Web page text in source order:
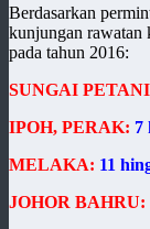
Berdasarkan
kunjungan rawatan
pada tahun 2016:
SUNGAI
IPOH, PERAK: 7
MELAKA: 11
JOHOR BAHRU: